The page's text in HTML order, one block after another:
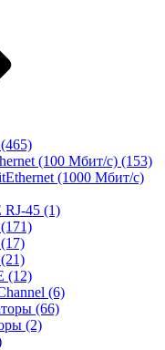
(465)
(100 Мбит/с) (153)
(1000 Мбит/с)
RJ-45 (1)
(171)
(17)
(21)
(12)
(6)
(66)
(2)